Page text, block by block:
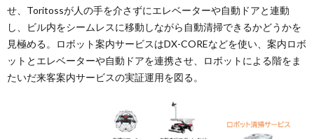
せ、Toritossが人の手を介さずにエレベーターや自動ドアと連動
し、ビル内をシームレスに移動しながら自動清掃できるかどうかを
見極める。ロボット案内サービスはDX-COREなどを使い、案内ロボ
ットとエレベーターや自動ドアを連携させ、ロボットによる階をま
たいだ来客案内サービスの実証運用を図る。